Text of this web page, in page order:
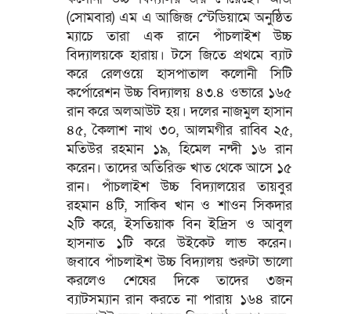
(সোমবার) এম এ আজিজ স্টেডিয়ামে অনুষ্ঠিত
ম্যাচে তারা এক রানে পাঁচলাইশ উচ্চ
বিদ্যালয়কে হারায়। টসে জিতে প্রথমে ব্যাট
করে রেলওয়ে হাসপাতাল কলোনী সিটি
কর্পোরেশন উচ্চ বিদ্যালয় ৪৩.৪ ওভারে ১৬৫
রান করে অলআউট হয়। দলের নাজমুল হাসান
৪৫, কৈলাশ নাথ ৩০, আলমগীর রাব্বি ২৫,
মতিউর রহমান ১৯, হিমেল নন্দী ১৬ রান
করেন। তাদের অতিরিক্ত খাত থেকে আসে ১৫
রান। পাঁচলাইশ উচ্চ বিদ্যালয়ের তায়বুর
রহমান ৪টি, সাকিব খান ও শাওন সিকদার
২টি করে, ইসতিয়াক বিন ইদ্রিস ও আবুল
হাসনাত ১টি করে উইকেট লাভ করেন।
জবাবে পাঁচলাইশ উচ্চ বিদ্যালয় শুরুটা ভালো
করলেও শেষের দিকে তাদের ৩জন
ব্যাটসম্যান রান করতে না পারায় ১৬৪ রানে